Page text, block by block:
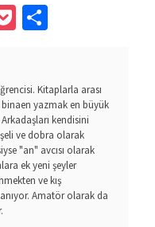
PocketShare
Kitaplarla arası
yazmak en büyük
kendisini
ve dobra olarak
"an" avcısı olarak
ek yeni şeyler
ve kış
Amatör olarak da